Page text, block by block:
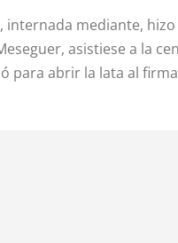
mediante,
asistiese a la
para abrir la lata al